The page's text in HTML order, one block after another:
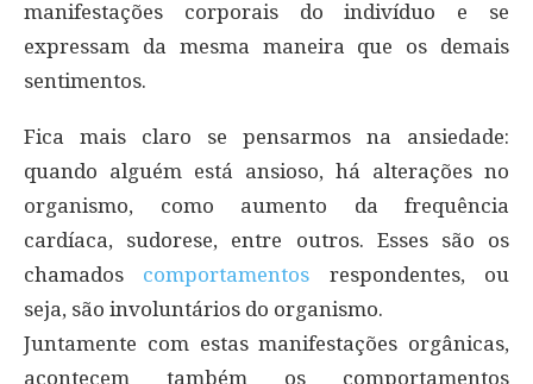
manifestações corporais do indivíduo e se
expressam da mesma maneira que os demais
sentimentos.
Fica mais claro se pensarmos na ansiedade:
quando alguém está ansioso, há alterações no
organismo, como aumento da frequência
cardíaca, sudorese, entre outros. Esses são os
chamados comportamentos respondentes, ou
seja, são involuntários do organismo.
Juntamente com estas manifestações orgânicas,
acontecem também os comportamentos